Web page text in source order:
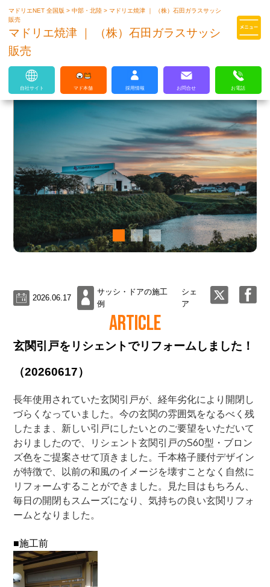
マドリエはLIXILの厳しい基準を
マドリエNET 全国版>中部・北陸>マドリエ焼津 ｜ （株）石田ガラスサッシ
販売
マドリエ焼津 ｜ （株）石田ガラスサッシ
販売
自社サイト マド本舗 採用情報 お問合せ お電話
2026.06.17
サッシ・ドアの施工
例
シェ
ア
ARTICLE
玄関引戸をリシェントでリフォームしました！
（20260617）